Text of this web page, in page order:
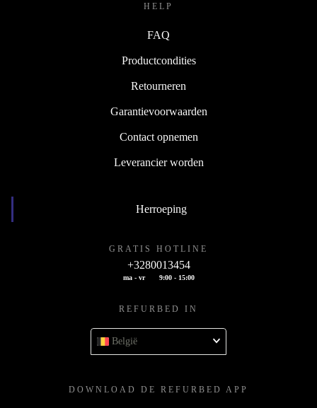
HELP
FAQ
Productcondities
Retourneren
Garantievoorwaarden
Contact opnemen
Leverancier worden
Herroeping
GRATIS HOTLINE
+3280013454
ma - vr 9:00 - 15:00
REFURBED IN
België
DOWNLOAD DE REFURBED APP